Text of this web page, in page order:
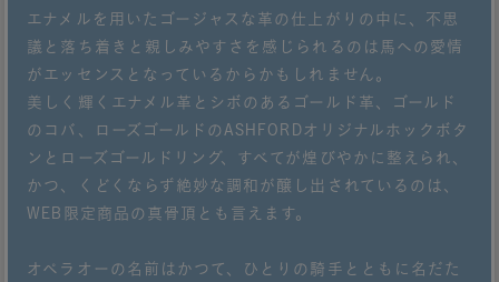
エナメルを用いたゴージャスな革の仕上がりの中に、不思
議と落ち着きと親しみやすさを感じられるのは馬への愛情
がエッセンスとなっているからかもしれません。
美しく輝くエナメル革とシボのあるゴールド革、ゴールド
のコバ、ローズゴールドのASHFORDオリジナルホックボタ
ンとローズゴールドリング、すべてが煌びやかに整えられ、
かつ、くどくならず絶妙な調和が醸し出されているのは、
WEB限定商品の真骨頂とも言えます。
オペラオーの名前はかつて、ひとりの騎手とともに名だた